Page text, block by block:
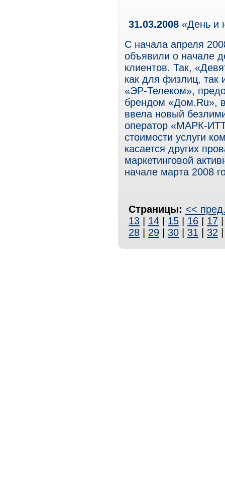
31.03.2008 «День и
С начала апреля
объявили о начале
клиентов. Так,
как для физлиц, так
«ЭР-Телеком»,
брендом «Дом.Ru»,
ввела новый
оператор «МАРК-
стоимости услуги
касается других
маркетинговой
начале марта 2008
Страницы: <<
13
14 15 16 17
28
29 30 31 32